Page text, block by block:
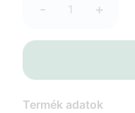
- +
Termék adatok